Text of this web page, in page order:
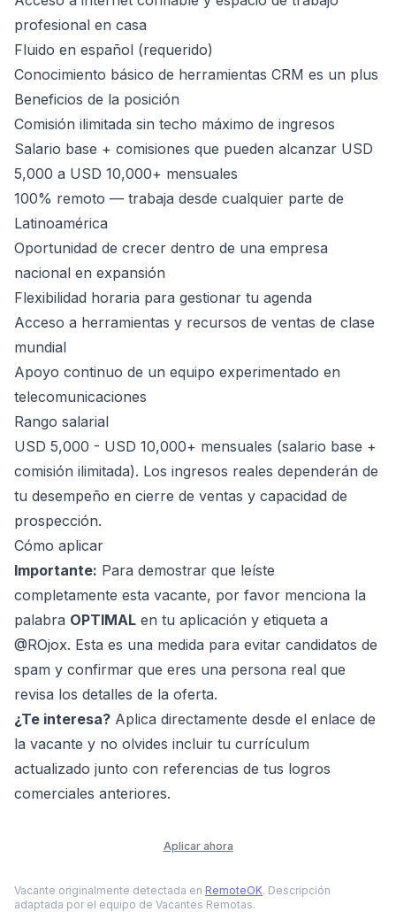
profesional en casa
Fluido en español (requerido)
Conocimiento básico de herramientas CRM es un plus
Beneficios de la posición
Comisión ilimitada sin techo máximo de ingresos
Salario base + comisiones que pueden alcanzar USD
5,000 a USD 10,000+ mensuales
100% remoto — trabaja desde cualquier parte de
Latinoamérica
Oportunidad de crecer dentro de una empresa
nacional en expansión
Flexibilidad horaria para gestionar tu agenda
Acceso a herramientas y recursos de ventas de clase
mundial
Apoyo continuo de un equipo experimentado en
telecomunicaciones
Rango salarial
USD 5,000 - USD 10,000+ mensuales (salario base +
comisión ilimitada). Los ingresos reales dependerán de
tu desempeño en cierre de ventas y capacidad de
prospección.
Cómo aplicar
Importante: Para demostrar que leíste
completamente esta vacante, por favor menciona la
palabra OPTIMAL en tu aplicación y etiqueta a
@ROjox. Esta es una medida para evitar candidatos de
spam y confirmar que eres una persona real que
revisa los detalles de la oferta.
¿Te interesa? Aplica directamente desde el enlace de
la vacante y no olvides incluir tu currículum
actualizado junto con referencias de tus logros
comerciales anteriores.
Aplicar ahora
Vacante originalmente detectada en RemoteOK. Descripción
adaptada por el equipo de Vacantes Remotas.